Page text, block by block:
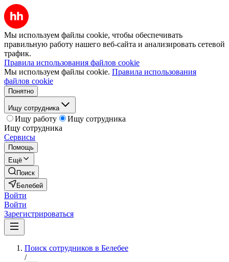
Мы используем файлы cookie, чтобы обеспечивать
правильную работу нашего веб-сайта и анализировать сетевой
трафик.
Правила использования файлов cookie
Мы используем файлы cookie. Правила использования
файлов cookie
Понятно
Ищу сотрудника
Ищу работу
Ищу сотрудника
Ищу сотрудника
Сервисы
Помощь
Ещё
Поиск
Белебей
Войти
Войти
Зарегистрироваться
Поиск сотрудников в Белебее
/